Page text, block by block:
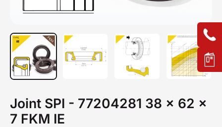
Joint SPI - 77204281 38 x 62 x
7 FKM IE